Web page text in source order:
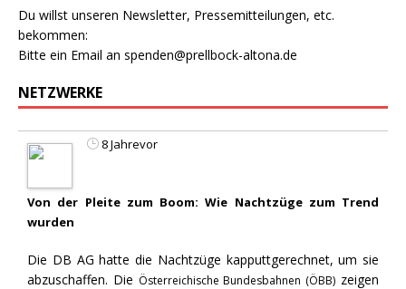
Du willst unseren Newsletter, Pressemitteilungen, etc.
bekommen:
Bitte ein Email an spenden@prellbock-altona.de
NETZWERKE
8 Jahrevor
Von der Pleite zum Boom: Wie Nachtzüge zum Trend
wurden
Die DB AG hatte die Nachtzüge kapputtgerechnet, um sie
abzuschaffen. Die Österreichische Bundesbahnen (ÖBB) zeigen